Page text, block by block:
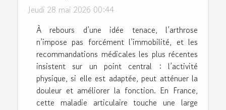
Jeudi 28 mai 2026 00:44
À rebours d’une idée tenace, l’arthrose
n’impose pas forcément l’immobilité, et les
recommandations médicales les plus récentes
insistent sur un point central : l’activité
physique, si elle est adaptée, peut atténuer la
douleur et améliorer la fonction. En France,
cette maladie articulaire touche une large